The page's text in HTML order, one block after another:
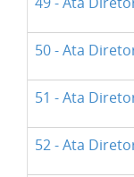
50 - Ata
51 - Ata
52 - Ata